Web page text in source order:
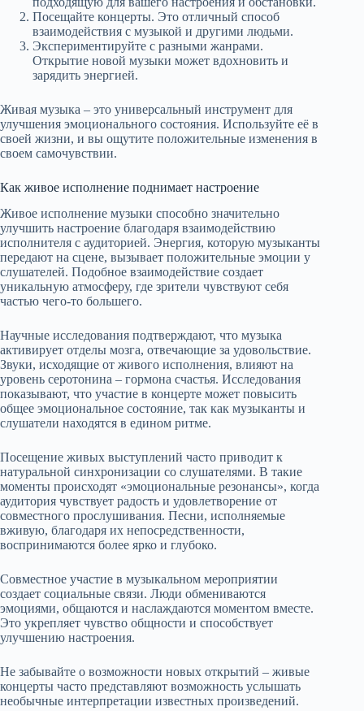
Посещайте концерты. Это отличный способ
взаимодействия с музыкой и другими людьми.
Экспериментируйте с разными жанрами.
Открытие новой музыки может вдохновить и
зарядить энергией.
Живая музыка – это универсальный инструмент для
улучшения эмоционального состояния. Используйте её в
своей жизни, и вы ощутите положительные изменения в
своем самочувствии.
Как живое исполнение поднимает настроение
Живое исполнение музыки способно значительно
улучшить настроение благодаря взаимодействию
исполнителя с аудиторией. Энергия, которую музыканты
передают на сцене, вызывает положительные эмоции у
слушателей. Подобное взаимодействие создает
уникальную атмосферу, где зрители чувствуют себя
частью чего-то большего.
Научные исследования подтверждают, что музыка
активирует отделы мозга, отвечающие за удовольствие.
Звуки, исходящие от живого исполнения, влияют на
уровень серотонина – гормона счастья. Исследования
показывают, что участие в концерте может повысить
общее эмоциональное состояние, так как музыканты и
слушатели находятся в едином ритме.
Посещение живых выступлений часто приводит к
натуральной синхронизации со слушателями. В такие
моменты происходят «эмоциональные резонансы», когда
аудитория чувствует радость и удовлетворение от
совместного прослушивания. Песни, исполняемые
вживую, благодаря их непосредственности,
воспринимаются более ярко и глубоко.
Совместное участие в музыкальном мероприятии
создает социальные связи. Люди обмениваются
эмоциями, общаются и наслаждаются моментом вместе.
Это укрепляет чувство общности и способствует
улучшению настроения.
Не забывайте о возможности новых открытий – живые
концерты часто представляют возможность услышать
необычные интерпретации известных произведений.